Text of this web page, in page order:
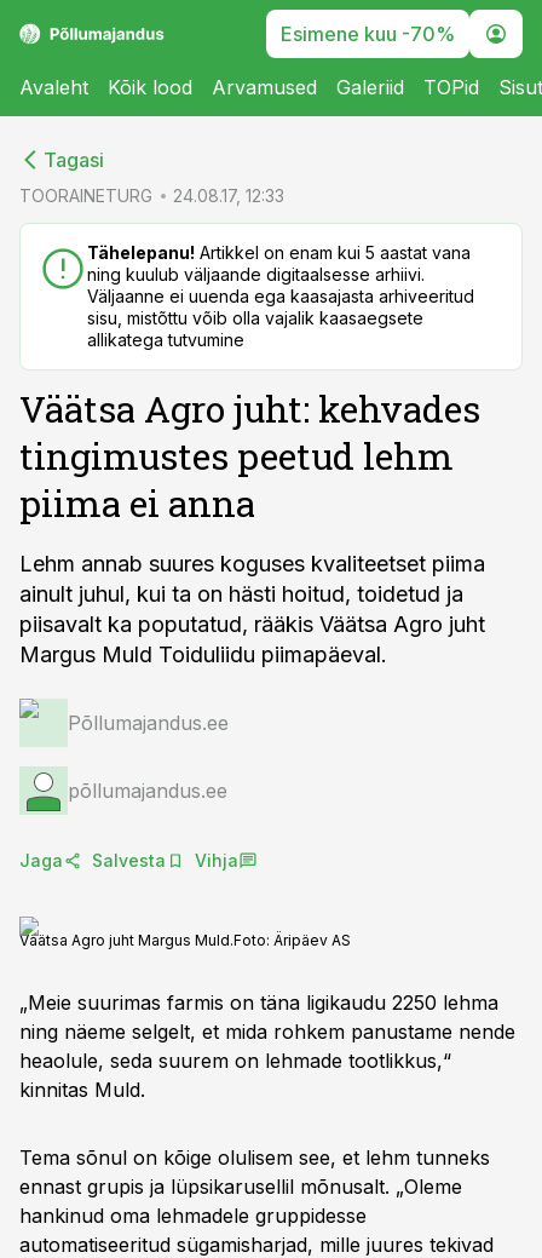
Esimene kuu -70%
Avaleht Kõik lood Arvamused Galeriid TOPid
Tagasi
TOORAINETURG 24.08.17, 12:33
Tähelepanu! Artikkel on enam kui 5 aastat vana
ning kuulub väljaande digitaalsesse arhiivi.
Väljaanne ei uuenda ega kaasajasta arhiveeritud
sisu, mistõttu võib olla vajalik kaasaegsete
allikatega tutvumine
Väätsa Agro juht: kehvades
tingimustes peetud lehm
piima ei anna
Lehm annab suures koguses kvaliteetset piima
ainult juhul, kui ta on hästi hoitud, toidetud ja
piisavalt ka poputatud, rääkis Väätsa Agro juht
Margus Muld Toiduliidu piimapäeval.
Põllumajandus.ee
põllumajandus.ee
Jaga Salvesta Vihja
Väätsa Agro juht Margus Muld.Foto: Äripäev AS
„Meie suurimas farmis on täna ligikaudu 2250 lehma
ning näeme selgelt, et mida rohkem panustame nende
heaolule, seda suurem on lehmade tootlikkus,“
kinnitas Muld.
Tema sõnul on kõige olulisem see, et lehm tunneks
ennast grupis ja lüpsikarusellil mõnusalt. „Oleme
hankinud oma lehmadele gruppidesse
automatiseeritud sügamisharjad, mille juures tekivad